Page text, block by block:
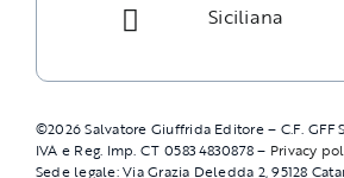
Siciliana
©2026Salvatore Giuffrida Editore – C.F.
IVA e Reg. Imp. CT 05834830878 – Privacy
Sede legale: Via Grazia Deledda 2, 95128